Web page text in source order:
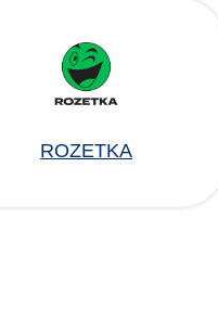
ROZETKA